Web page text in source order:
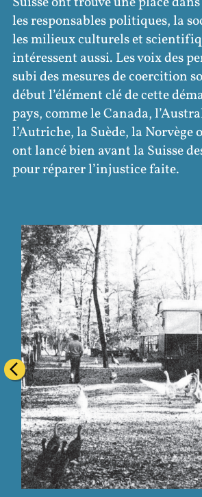
les responsables politiques, la
les milieux culturels et
intéressent aussi. Les voix des
subi des mesures de coercition
début l’élément clé de cette
pays, comme le Canada,
l’Autriche, la Suède, la Norvège
ont lancé bien avant la Suisse
pour réparer l’injustice faite.
Vorschaubild